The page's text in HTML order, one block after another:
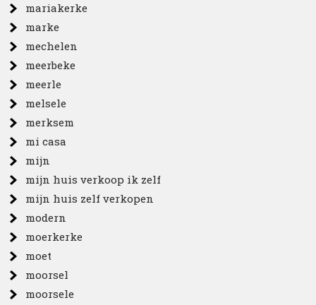
mariakerke
marke
mechelen
meerbeke
meerle
melsele
merksem
mi casa
mijn
mijn huis verkoop ik zelf
mijn huis zelf verkopen
modern
moerkerke
moet
moorsel
moorsele